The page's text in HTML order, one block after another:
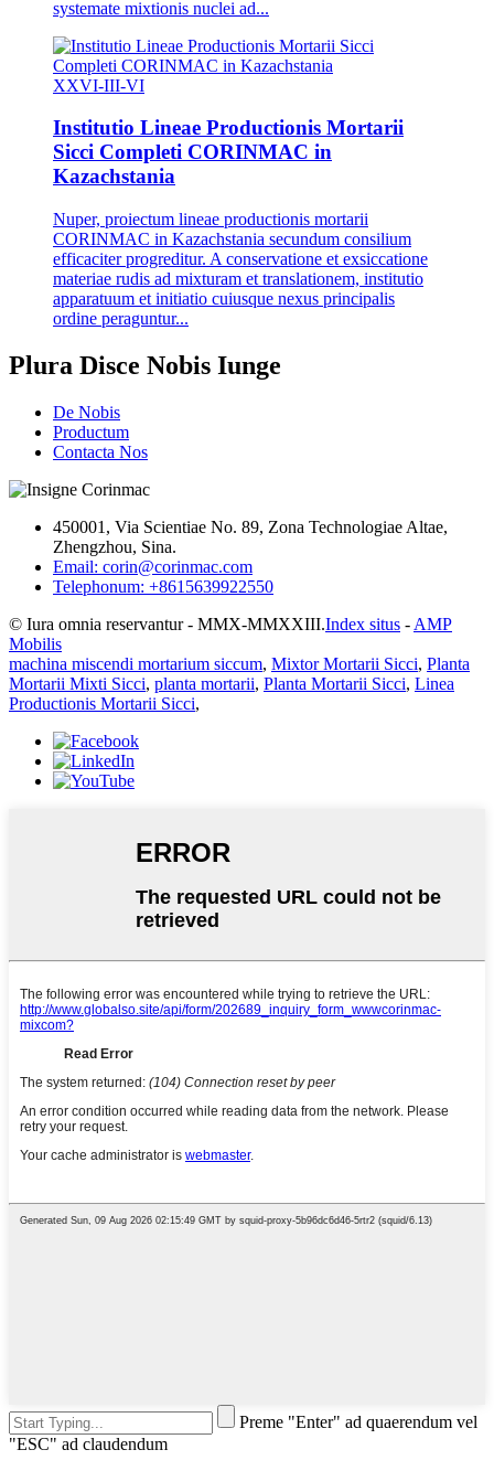
systemate mixtionis nuclei ad...
XXVI-III-VI
Institutio Lineae Productionis Mortarii
Sicci Completi CORINMAC in
Kazachstania
Nuper, proiectum lineae productionis mortarii
CORINMAC in Kazachstania secundum consilium
efficaciter progreditur. A conservatione et exsiccatione
materiae rudis ad mixturam et translationem, institutio
apparatuum et initiatio cuiusque nexus principalis
ordine peraguntur...
Plura Disce Nobis Iunge
De Nobis
Productum
Contacta Nos
450001, Via Scientiae No. 89, Zona Technologiae Altae,
Zhengzhou, Sina.
Email: corin@corinmac.com
Telephonum: +8615639922550
© Iura omnia reservantur - MMX-MMXXIII.Index situs - AMP
Mobilis
machina miscendi mortarium siccum, Mixtor Mortarii Sicci, Planta
Mortarii Mixti Sicci, planta mortarii, Planta Mortarii Sicci, Linea
Productionis Mortarii Sicci,
Preme "Enter" ad quaerendum vel
"ESC" ad claudendum